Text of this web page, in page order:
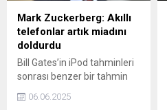
Mark Zuckerberg: Akıllı
telefonlar artık miadını
doldurdu
Bill Gates’in iPod tahminleri
sonrası benzer bir tahmin
geldi: Akıllı telefonların sonu
06.06.2025